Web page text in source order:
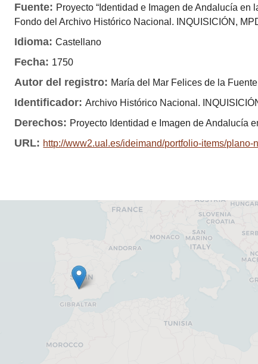
Fuente: Proyecto “Identidad e Imagen de Andalucía en
Fondo del Archivo Histórico Nacional. INQUISICIÓN,
Idioma:Castellano
Fecha: 1750
Autor del registro: María del Mar Felices de la Fuente
Identificador:Archivo Histórico Nacional.
Derechos: Proyecto Identidad e Imagen de Andalucía
URL: http://www2.ual.es/ideimand/portfolio-items/